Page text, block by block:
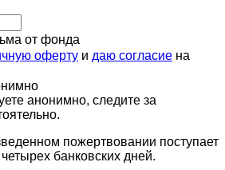
от фонда
оферту и даю согласие на
анонимно, следите за
пожертвовании поступает
банковских дней.